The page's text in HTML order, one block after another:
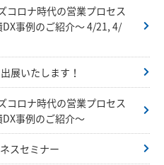
コロナ時代の営業プロセス
事例のご紹介～ 4/21, 4/
展いたします！
コロナ時代の営業プロセス
事例のご紹介～
スセミナー